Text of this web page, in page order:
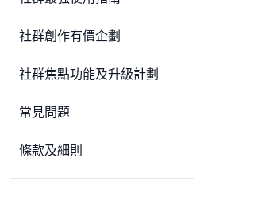
社群創作有價企劃
社群焦點功能及升級計劃
常見問題
條款及細則